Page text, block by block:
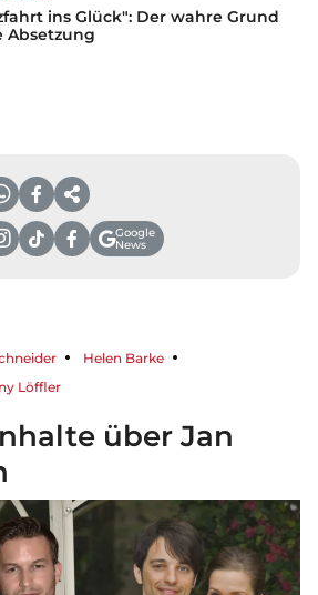
ins Glück": Der wahre Grund
Absetzung
Google
News
Helen Barke
Löffler
über Jan